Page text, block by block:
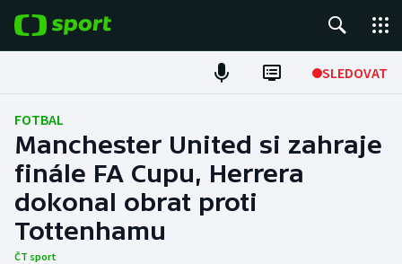
SLEDOVAT
Fotbal
Hokej
Tenis
Atletika
FOTBAL
Manchester United si zahraje
finále FA Cupu, Herrera
dokonal obrat proti
Tottenhamu
ČT sport